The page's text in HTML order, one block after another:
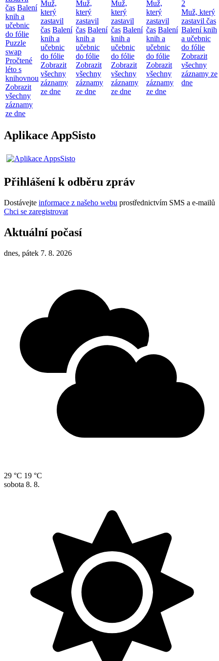
čas Balení
knih a
učebnic
do fólie
Puzzle
swap
Pročtené
léto s
knihovnou
Zobrazit
všechny
záznamy
ze dne
Muž,
který
zastavil
čas Balení
knih a
učebnic
do fólie
Zobrazit
všechny
záznamy
ze dne
Muž,
který
zastavil
čas Balení
knih a
učebnic
do fólie
Zobrazit
všechny
záznamy
ze dne
Muž,
který
zastavil
čas Balení
knih a
učebnic
do fólie
Zobrazit
všechny
záznamy
ze dne
Muž,
který
zastavil
čas Balení
knih a
učebnic
do fólie
Zobrazit
všechny
záznamy
ze dne
2
Muž, který
zastavil čas
Balení knih
a učebnic
do fólie
Zobrazit
všechny
záznamy ze
dne
Aplikace AppSisto
Přihlášení k odběru zpráv
Dostávejte informace z našeho webu prostřednictvím SMS a e-mailů
Chci se zaregistrovat
Aktuální počasí
dnes, pátek 7. 8. 2026
29 °C 19 °C
sobota 8. 8.